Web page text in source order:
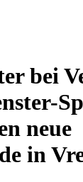
bei
neue
in